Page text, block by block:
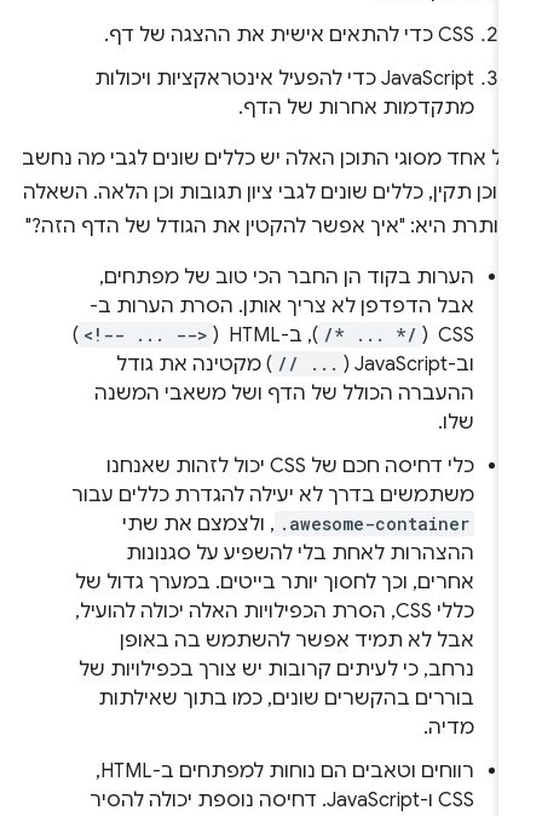
CSS כדי להתאים אישית את ההצגה של דף.
‫JavaScript כדי להפעיל אינטראקציות ויכולות
מתקדמות אחרות של הדף.
אחד מסוגי התוכן האלה יש כללים שונים לגבי מה נחשב
תקין, כללים שונים לגבי ציון תגובות וכן הלאה. השאלה
היא: "איך אפשר להקטין את הגודל של הדף הזה?"
הערות בקוד הן החבר הכי טוב של מפתחים,
אבל הדפדפן לא צריך אותן. הסרת הערות ב-
CSS ‏ (
/* ... */ ), ב-HTML ‏ ( <!-- ... -->
)
// ...
) מקטינה את גודל
ההעברה הכולל של הדף ושל משאבי המשנה
שלו.
כלי דחיסה חכם של CSS יכול לזהות שאנחנו
משתמשים בדרך לא יעילה להגדרת כללים עבור
.awesome-container , ולצמצם את שתי
ההצהרות לאחת בלי להשפיע על סגנונות
אחרים, וכך לחסוך יותר בייטים. במערך גדול של
כללי CSS, הסרת הכפילויות האלה יכולה להועיל,
אבל לא תמיד אפשר להשתמש בה באופן
נרחב, כי לעיתים קרובות יש צורך בכפילויות של
בוררים בהקשרים שונים, כמו בתוך שאילתות
מדיה.
רווחים וטאבים הם נוחות למפתחים ב-HTML,‏
CSS ו-JavaScript. דחיסה נוספת יכולה להסיר